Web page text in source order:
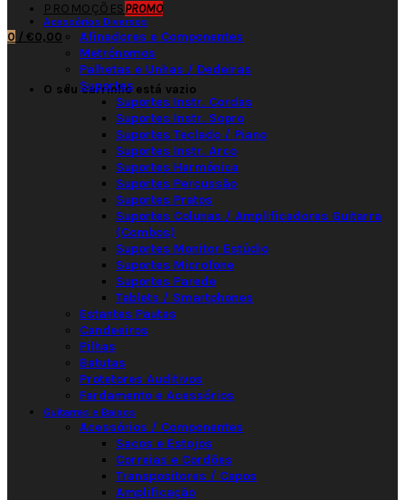
PROMOÇÕESPROMO
0 / €0,00
O seu carrinho está vazio
Acessórios Diversos
Afinadores e Componentes
Metrónomos
Palhetas e Unhas / Dedeiras
Suportes
Suportes Instr. Cordas
Suportes Instr. Sopro
Suportes Teclado / Piano
Suportes Instr. Arco
Suportes Harmónica
Suportes Percussão
Suportes Pratos
Suportes Colunas / Amplificadores Guitarra
(Combos)
Suportes Monitor Estúdio
Suportes Microfone
Suportes Parede
Tablets / Smartphones
Estantes Pautas
Candeeiros
Pilhas
Batutas
Protetores Auditivos
Fardamento e Acessórios
Guitarras e Baixos
Acessórios / Componentes
Sacos e Estojos
Correias e Cordões
Transpositores / Capos
Amplificação